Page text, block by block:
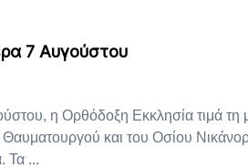
7 Αυγούστου
η Ορθόδοξη Εκκλησία τιμά τη
και του Οσίου
Τα ...